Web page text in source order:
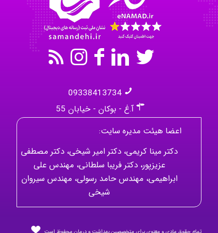
09338413734
آ.غ - بوکان - خیابان 55
اعضا هیئت مدیره سایت:
دکتر مینا کریمی، دکتر امیر شیخی، دکتر مصطفی
عزیزپور، دکتر فریبا سلطانی، مهندس علی
ابراهیمی، مهندس حامد رسولی، مهندس سیروان
شیخی